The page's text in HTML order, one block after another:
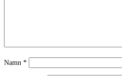
Namn *